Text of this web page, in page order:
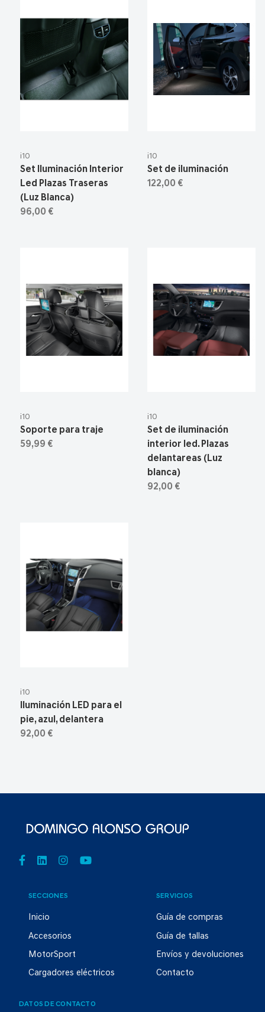
i10
Set Iluminación Interior
Led Plazas Traseras
(Luz Blanca)
96,00 €
i10
Set de iluminación
122,00 €
i10
Soporte para traje
59,99 €
i10
Set de iluminación
interior led. Plazas
delantareas (Luz
blanca)
92,00 €
i10
Iluminación LED para el
pie, azul, delantera
92,00 €
SECCIONES
Inicio
Accesorios
MotorSport
Cargadores eléctricos
SERVICIOS
Guía de compras
Guía de tallas
Envíos y devoluciones
Contacto
DATOS DE CONTACTO